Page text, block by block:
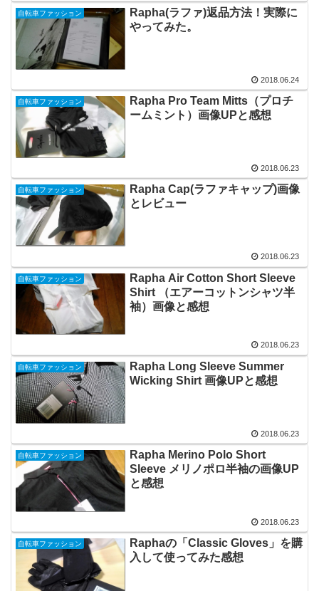
自転車ファッション
Rapha(ラファ)返品方法！実際に
やってみた。
2018.06.24
自転車ファッション
Rapha Pro Team Mitts（プロチ
ームミント）画像UPと感想
2018.06.23
自転車ファッション
Rapha Cap(ラファキャップ)画像
とレビュー
2018.06.23
自転車ファッション
Rapha Air Cotton Short Sleeve
Shirt （エアーコットンシャツ半
袖）画像と感想
2018.06.23
自転車ファッション
Rapha Long Sleeve Summer
Wicking Shirt 画像UPと感想
2018.06.23
自転車ファッション
Rapha Merino Polo Short
Sleeve メリノポロ半袖の画像UP
と感想
2018.06.23
自転車ファッション
Raphaの「Classic Gloves」を購
入して使ってみた感想